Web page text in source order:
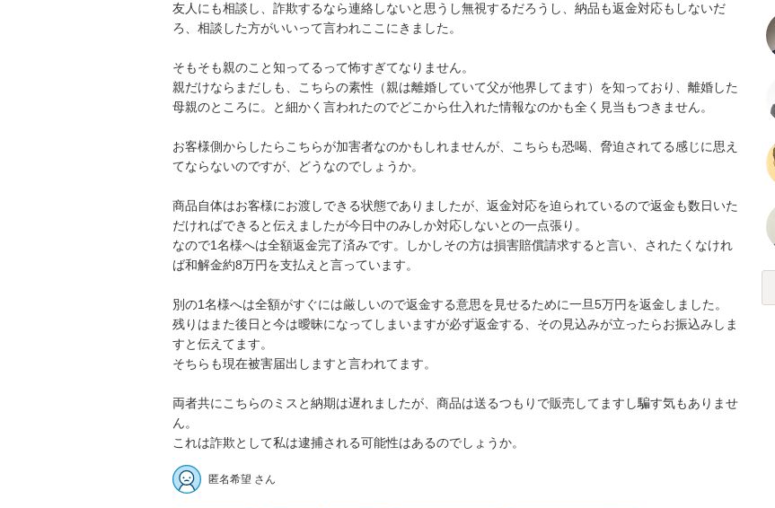
友人にも相談し、詐欺するなら連絡しないと思うし無視するだろうし、納品も返金対応もしないだ
ろ、相談した方がいいって言われここにきました。
そもそも親のこと知ってるって怖すぎてなりません。
親だけならまだしも、こちらの素性（親は離婚していて父が他界してます）を知っており、離婚した
母親のところに。と細かく言われたのでどこから仕入れた情報なのかも全く見当もつきません。
お客様側からしたらこちらが加害者なのかもしれませんが、こちらも恐喝、脅迫されてる感じに思え
てならないのですが、どうなのでしょうか。
商品自体はお客様にお渡しできる状態でありましたが、返金対応を迫られているので返金も数日いた
だければできると伝えましたが今日中のみしか対応しないとの一点張り。
なので1名様へは全額返金完了済みです。しかしその方は損害賠償請求すると言い、されたくなけれ
ば和解金約8万円を支払えと言っています。
別の1名様へは全額がすぐには厳しいので返金する意思を見せるために一旦5万円を返金しました。
残りはまた後日と今は曖昧になってしまいますが必ず返金する、その見込みが立ったらお振込みしま
すと伝えてます。
そちらも現在被害届出しますと言われてます。
両者共にこちらのミスと納期は遅れましたが、商品は送るつもりで販売してますし騙す気もありませ
ん。
これは詐欺として私は逮捕される可能性はあるのでしょうか。
匿名希望 さん